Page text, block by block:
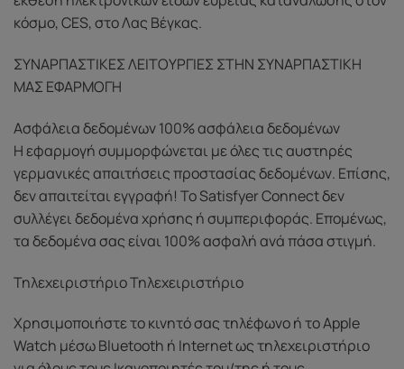
κόσμο, CES, στο Λας Βέγκας.
ΣΥΝΑΡΠΑΣΤΙΚΕΣ ΛΕΙΤΟΥΡΓΙΕΣ ΣΤΗΝ ΣΥΝΑΡΠΑΣΤΙΚΗ
ΜΑΣ ΕΦΑΡΜΟΓΗ
Ασφάλεια δεδομένων 100% ασφάλεια δεδομένων
Η εφαρμογή συμμορφώνεται με όλες τις αυστηρές
γερμανικές απαιτήσεις προστασίας δεδομένων. Επίσης,
δεν απαιτείται εγγραφή! Το Satisfyer Connect δεν
συλλέγει δεδομένα χρήσης ή συμπεριφοράς. Επομένως,
τα δεδομένα σας είναι 100% ασφαλή ανά πάσα στιγμή.
Τηλεχειριστήριο Τηλεχειριστήριο
Χρησιμοποιήστε το κινητό σας τηλέφωνο ή το Apple
Watch μέσω Bluetooth ή Internet ως τηλεχειριστήριο